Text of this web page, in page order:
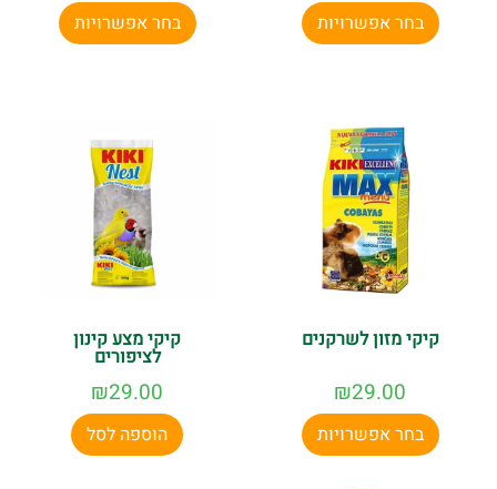
בחר אפשרויות בחר אפשרויות
קיקי מזון לשרקנים
₪29.00
בחר אפשרויות
קיקי מצע קינון
לציפורים
₪29.00
הוספה לסל